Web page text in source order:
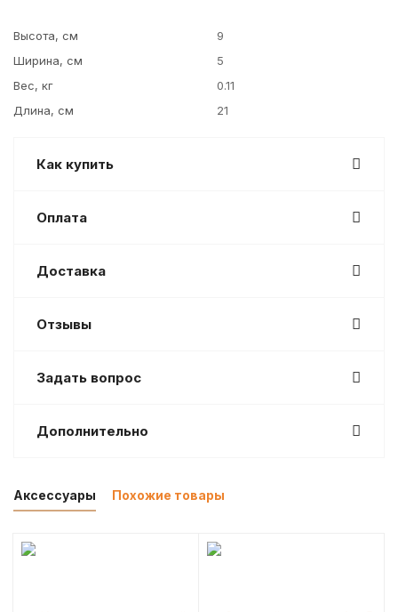
Высота, см
9
Ширина, см
5
Вес, кг
0.11
Длина, см
21
Как купить
Оплата
Доставка
Отзывы
Задать вопрос
Дополнительно
Аксессуары Похожие товары